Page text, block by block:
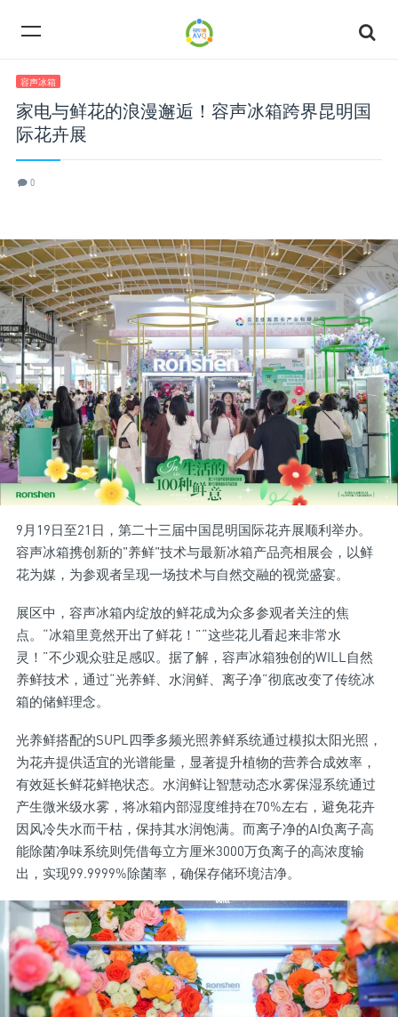
容声冰箱
家电与鲜花的浪漫邂逅！容声冰箱跨界昆明国
际花卉展
0
9月19日至21日，第二十三届中国昆明国际花卉展顺利举办。
容声冰箱携创新的"养鲜"技术与最新冰箱产品亮相展会，以鲜
花为媒，为参观者呈现一场技术与自然交融的视觉盛宴。
展区中，容声冰箱内绽放的鲜花成为众多参观者关注的焦
点。“冰箱里竟然开出了鲜花！”“这些花儿看起来非常水
灵！”不少观众驻足感叹。据了解，容声冰箱独创的WILL自然
养鲜技术，通过“光养鲜、水润鲜、离子净”彻底改变了传统冰
箱的储鲜理念。
光养鲜搭配的SUPL四季多频光照养鲜系统通过模拟太阳光照，
为花卉提供适宜的光谱能量，显著提升植物的营养合成效率，
有效延长鲜花鲜艳状态。水润鲜让智慧动态水雾保湿系统通过
产生微米级水雾，将冰箱内部湿度维持在70%左右，避免花卉
因风冷失水而干枯，保持其水润饱满。而离子净的AI负离子高
能除菌净味系统则凭借每立方厘米3000万负离子的高浓度输
出，实现99.9999%除菌率，确保存储环境洁净。